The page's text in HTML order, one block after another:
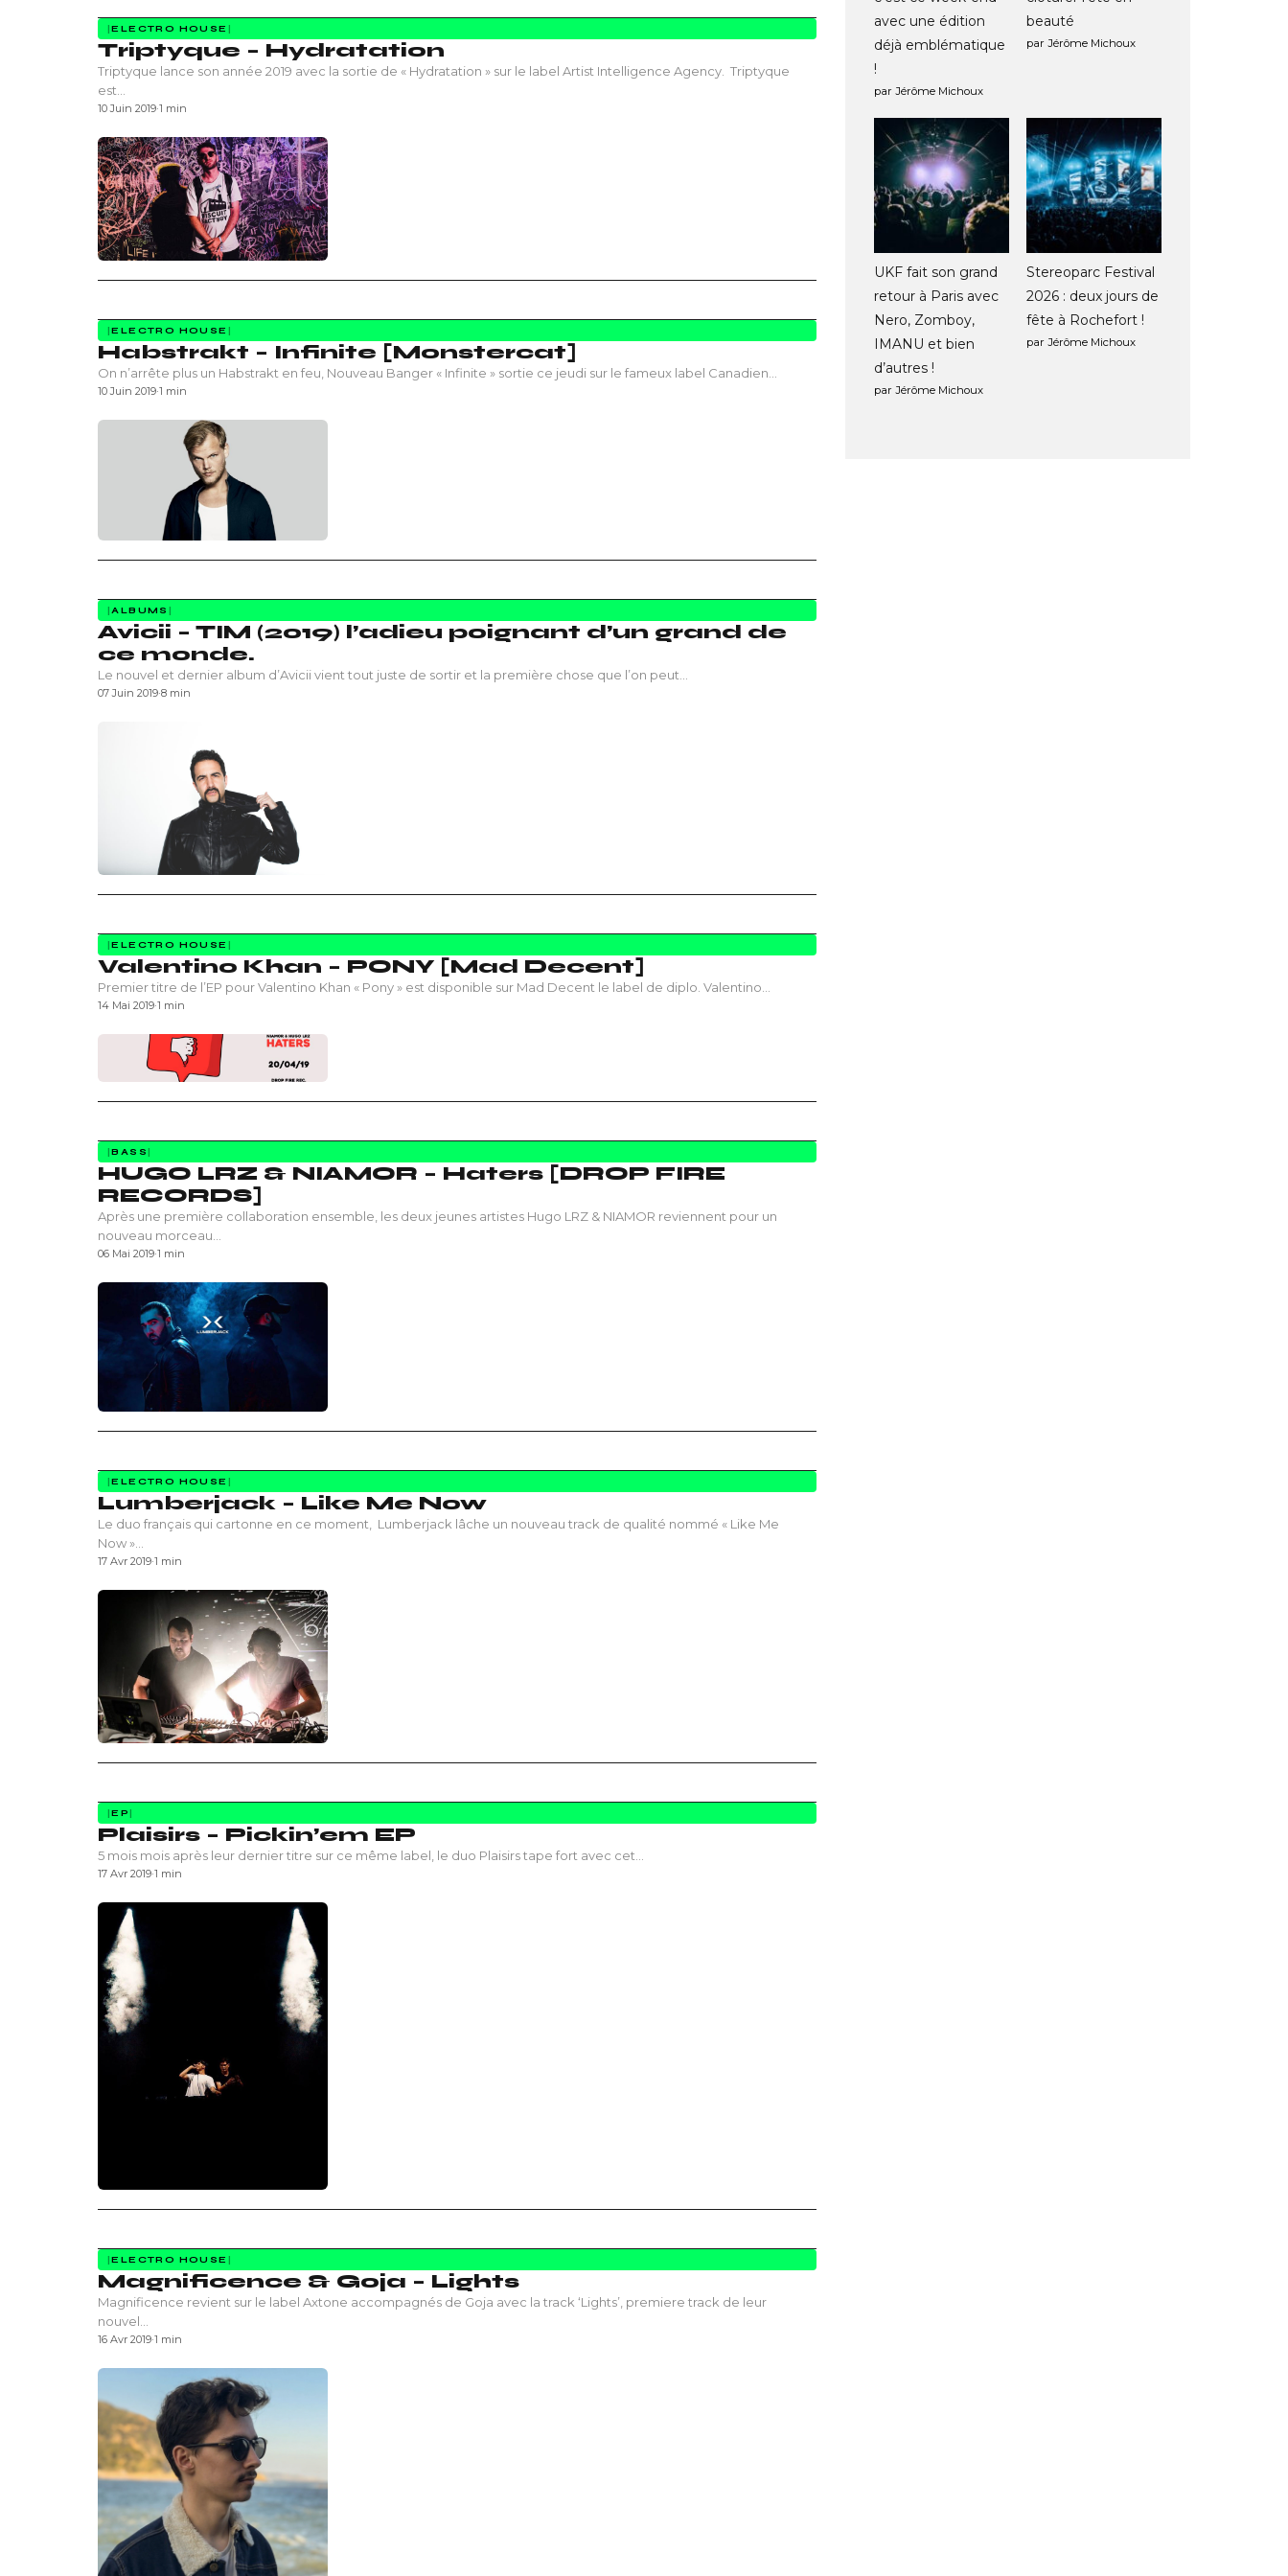
ELECTRO HOUSE
Triptyque – Hydratation
Triptyque lance son année 2019 avec la sortie de « Hydratation » sur le label Artist Intelligence Agency. Triptyque
est…
10 Juin 2019·1 min
ELECTRO HOUSE
Habstrakt – Infinite [Monstercat]
On n’arrête plus un Habstrakt en feu, Nouveau Banger « Infinite » sortie ce jeudi sur le fameux label Canadien…
10 Juin 2019·1 min
ALBUMS
Avicii – TIM (2019) l’adieu poignant d’un grand de
ce monde.
Le nouvel et dernier album d’Avicii vient tout juste de sortir et la première chose que l’on peut…
07 Juin 2019·8 min
ELECTRO HOUSE
Valentino Khan – PONY [Mad Decent]
Premier titre de l’EP pour Valentino Khan « Pony » est disponible sur Mad Decent le label de diplo. Valentino…
14 Mai 2019·1 min
BASS
HUGO LRZ & NIAMOR – Haters [DROP FIRE
RECORDS]
Après une première collaboration ensemble, les deux jeunes artistes Hugo LRZ & NIAMOR reviennent pour un
nouveau morceau…
06 Mai 2019·1 min
ELECTRO HOUSE
Lumberjack – Like Me Now
Le duo français qui cartonne en ce moment, Lumberjack lâche un nouveau track de qualité nommé « Like Me
Now »…
17 Avr 2019·1 min
EP
Plaisirs – Pickin’em EP
5 mois mois après leur dernier titre sur ce même label, le duo Plaisirs tape fort avec cet…
17 Avr 2019·1 min
ELECTRO HOUSE
Magnificence & Goja – Lights
Magnificence revient sur le label Axtone accompagnés de Goja avec la track ‘Lights’, premiere track de leur
nouvel…
16 Avr 2019·1 min
avec une édition
déjà emblématique
!
par Jérôme Michoux
beauté
par Jérôme Michoux
UKF fait son grand
retour à Paris avec
Nero, Zomboy,
IMANU et bien
d’autres !
par Jérôme Michoux
Stereoparc Festival
2026 : deux jours de
fête à Rochefort !
par Jérôme Michoux